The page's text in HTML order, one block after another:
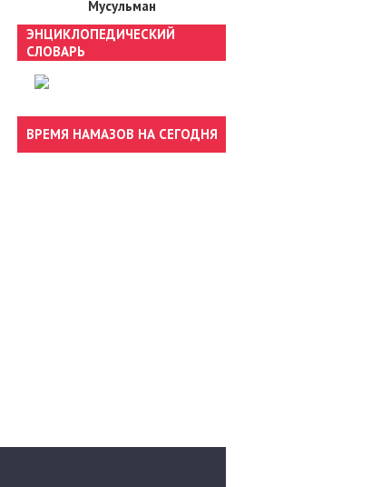
Мусульман
ЭНЦИКЛОПЕДИЧЕСКИЙ
СЛОВАРЬ
ВРЕМЯ НАМАЗОВ НА СЕГОДНЯ